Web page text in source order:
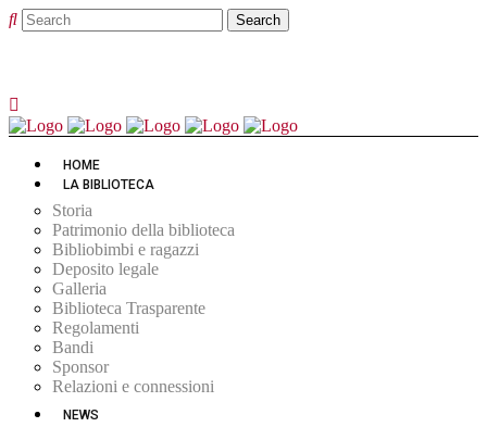
HOME
LA BIBLIOTECA
Storia
Patrimonio della biblioteca
Bibliobimbi e ragazzi
Deposito legale
Galleria
Biblioteca Trasparente
Regolamenti
Bandi
Sponsor
Relazioni e connessioni
NEWS